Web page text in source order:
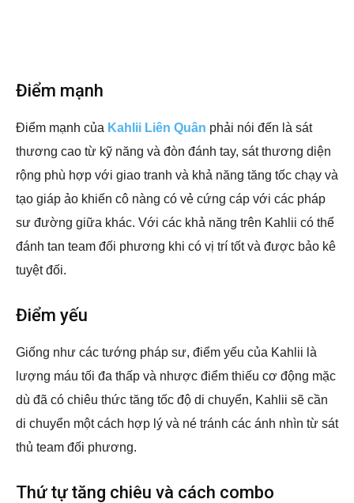
Điểm mạnh
Điểm mạnh của Kahlii Liên Quân phải nói đến là sát
thương cao từ kỹ năng và đòn đánh tay, sát thương diện
rộng phù hợp với giao tranh và khả năng tăng tốc chạy và
tạo giáp ảo khiến cô nàng có vẻ cứng cáp với các pháp
sư đường giữa khác. Với các khả năng trên Kahlii có thể
đánh tan team đối phương khi có vị trí tốt và được bảo kê
tuyệt đối.
Điểm yếu
Giống như các tướng pháp sư, điểm yếu của Kahlii là
lượng máu tối đa thấp và nhược điểm thiếu cơ động mặc
dù đã có chiêu thức tăng tốc độ di chuyển, Kahlii sẽ cần
di chuyển một cách hợp lý và né tránh các ánh nhìn từ sát
thủ team đối phương.
Thứ tự tăng chiêu và cách combo